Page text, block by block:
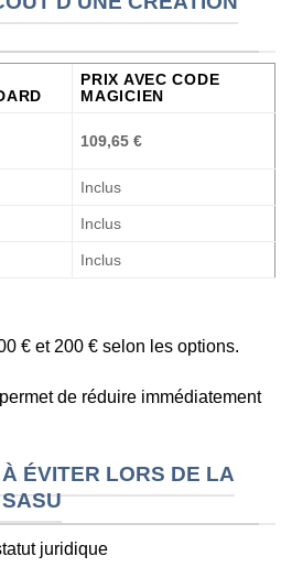
PRIX AVEC CODE
MAGICIEN
109,65 €
Inclus
Inclus
Inclus
€ et 200 € selon les options.
permet de réduire immédiatement
ÉVITER LORS DE LA
juridique